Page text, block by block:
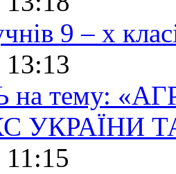
9 – х
на тему:
УКРАЇНИ